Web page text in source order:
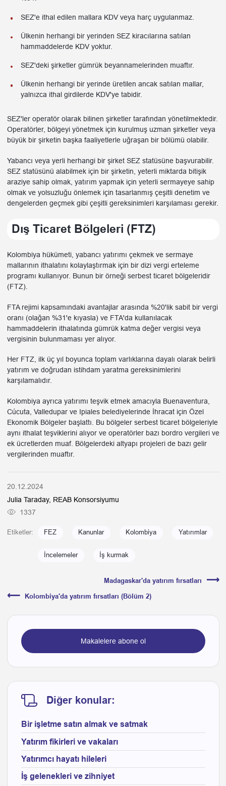
SEZ'e ithal edilen mallara KDV veya harç uygulanmaz.
Ülkenin herhangi bir yerinden SEZ kiracılarına satılan
hammaddelerde KDV yoktur.
SEZ'deki şirketler gümrük beyannamelerinden muaftır.
Ülkenin herhangi bir yerinde üretilen ancak satılan mallar,
yalnızca ithal girdilerde KDV'ye tabidir.
SEZ'ler operatör olarak bilinen şirketler tarafından yönetilmektedir.
Operatörler, bölgeyi yönetmek için kurulmuş uzman şirketler veya
büyük bir şirketin başka faaliyetlerle uğraşan bir bölümü olabilir.
Yabancı veya yerli herhangi bir şirket SEZ statüsüne başvurabilir.
SEZ statüsünü alabilmek için bir şirketin, yeterli miktarda bitişik
araziye sahip olmak, yatırım yapmak için yeterli sermayeye sahip
olmak ve yolsuzluğu önlemek için tasarlanmış çeşitli denetim ve
dengelerden geçmek gibi çeşitli gereksinimleri karşılaması gerekir.
Dış Ticaret Bölgeleri (FTZ)
Kolombiya hükümeti, yabancı yatırımı çekmek ve sermaye
mallarının ithalatını kolaylaştırmak için bir dizi vergi erteleme
programı kullanıyor. Bunun bir örneği serbest ticaret bölgeleridir
(FTZ).
FTA rejimi kapsamındaki avantajlar arasında %20'lik sabit bir vergi
oranı (olağan %31'e kıyasla) ve FTA'da kullanılacak
hammaddelerin ithalatında gümrük katma değer vergisi veya
vergisinin bulunmaması yer alıyor.
Her FTZ, ilk üç yıl boyunca toplam varlıklarına dayalı olarak belirli
yatırım ve doğrudan istihdam yaratma gereksinimlerini
karşılamalıdır.
Kolombiya ayrıca yatırımı teşvik etmek amacıyla Buenaventura,
Cúcuta, Valledupar ve Ipiales belediyelerinde İhracat için Özel
Ekonomik Bölgeler başlattı. Bu bölgeler serbest ticaret bölgeleriyle
aynı ithalat teşviklerini alıyor ve operatörler bazı bordro vergileri ve
ek ücretlerden muaf. Bölgelerdeki altyapı projeleri de bazı gelir
vergilerinden muaftır.
20.12.2024
Julia Taraday, REAB Konsorsiyumu
1337
Etiketler: FEZ Kanunlar Kolombiya Yatırımlar
İncelemeler İş kurmak
Madagaskar'da yatırım fırsatları
⟶
⟵
Kolombiya'da yatırım fırsatları (Bölüm 2)
Makalelere abone ol
Diğer konular:
Bir işletme satın almak ve satmak
Yatırım fikirleri ve vakaları
Yatırımcı hayatı hileleri
İş gelenekleri ve zihniyet